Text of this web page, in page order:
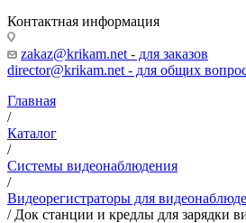
Контактная информация
zakaz@krikam.net - для заказов
director@krikam.net - для общих
Главная
/
Каталог
/
Системы видеонаблюдения
/
Видеорегистраторы для
/ Док станции и кредлы для зарядки